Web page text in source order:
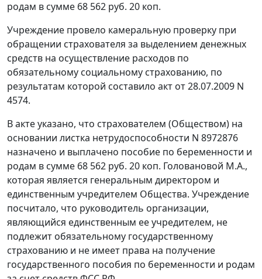
родам в сумме 68 562 руб. 20 коп.
Учреждение провело камеральную проверку при
обращении страхователя за выделением денежных
средств на осуществление расходов по
обязательному социальному страхованию, по
результатам которой составило акт от 28.07.2009 N
4574.
В акте указано, что страхователем (Обществом) на
основании листка нетрудоспособности N 8972876
назначено и выплачено пособие по беременности и
родам в сумме 68 562 руб. 20 коп. Головановой М.А.,
которая является генеральным директором и
единственным учредителем Общества. Учреждение
посчитало, что руководитель организации,
являющийся единственным ее учредителем, не
подлежит обязательному государственному
страхованию и не имеет права на получение
государственного пособия по беременности и родам